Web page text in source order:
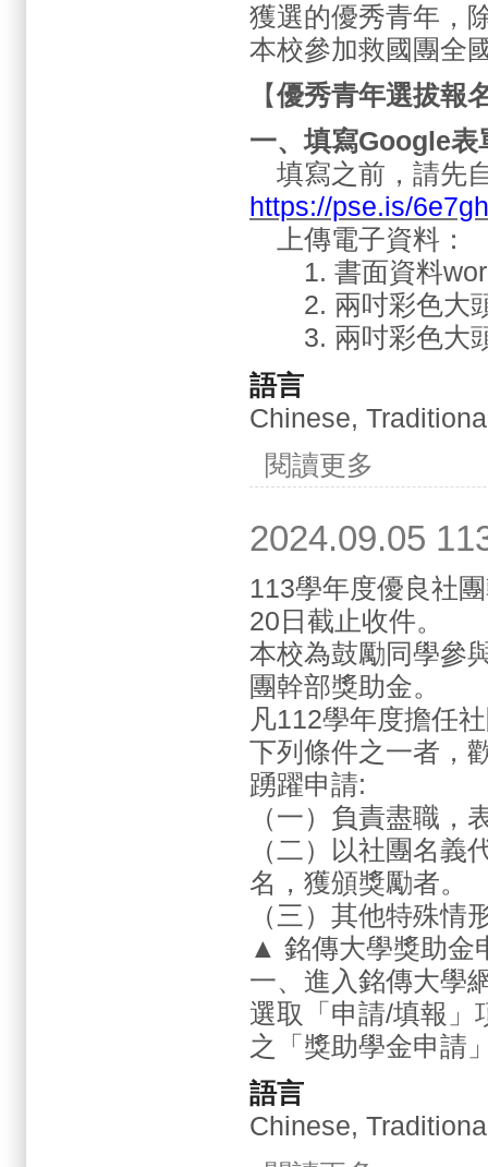
獲選的優秀青年，
本校參加救國團全
【優秀青年選拔報
一、填寫Google表
填寫之前，請先
https://pse.is/
上傳電子資料：
1. 書面資料word
2. 兩吋彩色大
3. 兩吋彩色大
語言
Chinese,
閱讀更多
2024.09.05
113學年度優良社
20日截止收件。
本校為鼓勵同學參
團幹部獎助金。
凡112學年度擔任
下列條件之一者，
踴躍申請:
（一）負責盡職，
（二）以社團名
名，獲頒獎勵者。
（三）其他特殊情
▲ 銘傳大學獎助金
一、進入銘傳大學
選取「申請/填報」
之「獎助學金申請
語言
Chinese,